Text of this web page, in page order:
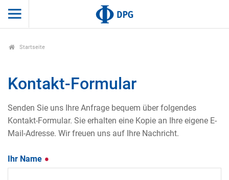
Startseite
Kontakt-Formular
Senden Sie uns Ihre Anfrage bequem über folgendes
Kontakt-Formular. Sie erhalten eine Kopie an Ihre eigene E-
Mail-Adresse. Wir freuen uns auf Ihre Nachricht.
Ihr Name